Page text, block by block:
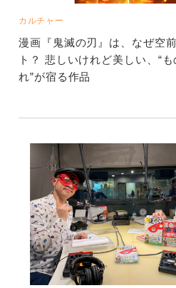
カルチャー
漫画『鬼滅の刃』は、なぜ空
ト？ 悲しいけれど美しい、“
れ”が宿る作品